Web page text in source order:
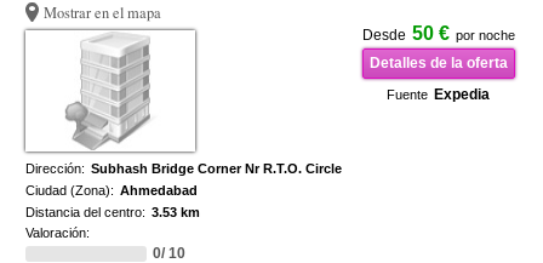
Mostrar en el mapa
Desde 50 € por noche
Detalles de la oferta
Fuente Expedia
Dirección: Subhash Bridge Corner Nr R.T.O. Circle
Ciudad (Zona): Ahmedabad
Distancia del centro: 3.53 km
Valoración:
0/ 10